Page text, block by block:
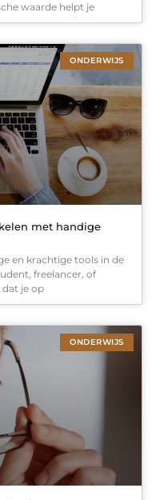
waarde helpt je
ONDERWIJS
met handige
en krachtige tools in de
freelancer, of
dat je op
ONDERWIJS